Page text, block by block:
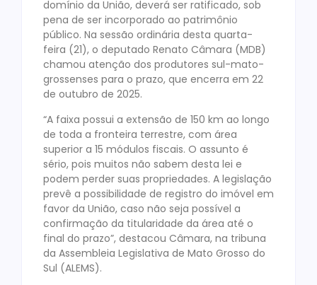
domínio da União, deverá ser ratificado, sob
pena de ser incorporado ao patrimônio
público. Na sessão ordinária desta quarta-
feira (21), o deputado Renato Câmara (MDB)
chamou atenção dos produtores sul-mato-
grossenses para o prazo, que encerra em 22
de outubro de 2025.
“A faixa possui a extensão de 150 km ao longo
de toda a fronteira terrestre, com área
superior a 15 módulos fiscais. O assunto é
sério, pois muitos não sabem desta lei e
podem perder suas propriedades. A legislação
prevê a possibilidade de registro do imóvel em
favor da União, caso não seja possível a
confirmação da titularidade da área até o
final do prazo”, destacou Câmara, na tribuna
da Assembleia Legislativa de Mato Grosso do
Sul (ALEMS).